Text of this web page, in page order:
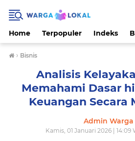
Home Terpopuler Indeks
› Bisnis
Analisis
Memahami Dasar
Keuangan Secara
Admin Warga
Kamis, 01 Januari 2026 | 14:09